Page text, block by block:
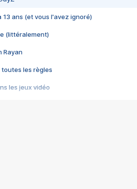
13 ans (et vous l'avez ignoré)
(littéralement)
Rayan
toutes les règles
les jeux vidéo